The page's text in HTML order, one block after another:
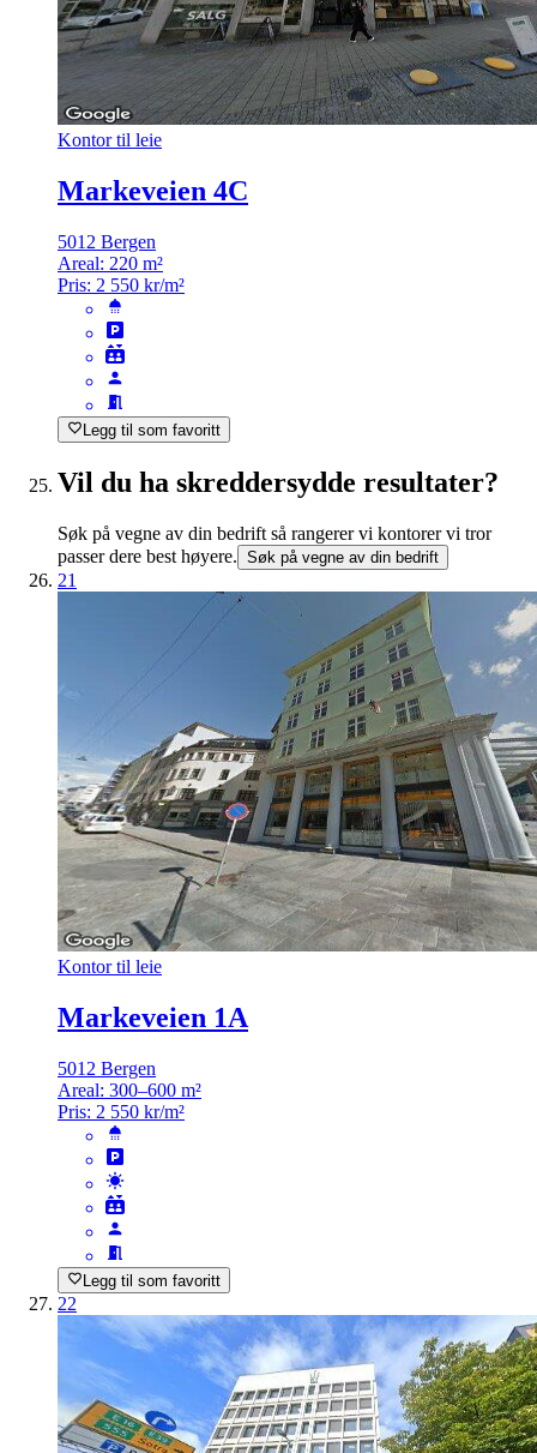
Kontor til leie
Markeveien 4C
5012 Bergen
Areal: 220 m²
Pris: 2 550 kr/m²
Legg til som favoritt
Vil du ha skreddersydde resultater?
Søk på vegne av din bedrift så rangerer vi kontorer vi tror
passer dere best høyere. Søk på vegne av din bedrift
21
Kontor til leie
Markeveien 1A
5012 Bergen
Areal: 300–600 m²
Pris: 2 550 kr/m²
Legg til som favoritt
22